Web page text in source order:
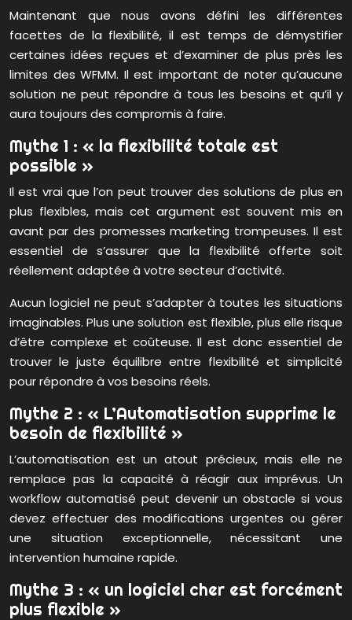
Maintenant que nous avons défini les différentes
facettes de la flexibilité, il est temps de démystifier
certaines idées reçues et d’examiner de plus près les
limites des WFMM. Il est important de noter qu’aucune
solution ne peut répondre à tous les besoins et qu’il y
aura toujours des compromis à faire.
Mythe 1 : « la flexibilité totale est
possible »
Il est vrai que l’on peut trouver des solutions de plus en
plus flexibles, mais cet argument est souvent mis en
avant par des promesses marketing trompeuses. Il est
essentiel de s’assurer que la flexibilité offerte soit
réellement adaptée à votre secteur d’activité.
Aucun logiciel ne peut s’adapter à toutes les situations
imaginables. Plus une solution est flexible, plus elle risque
d’être complexe et coûteuse. Il est donc essentiel de
trouver le juste équilibre entre flexibilité et simplicité
pour répondre à vos besoins réels.
Mythe 2 : « L’Automatisation supprime le
besoin de flexibilité »
L’automatisation est un atout précieux, mais elle ne
remplace pas la capacité à réagir aux imprévus. Un
workflow automatisé peut devenir un obstacle si vous
devez effectuer des modifications urgentes ou gérer
une situation exceptionnelle, nécessitant une
intervention humaine rapide.
Mythe 3 : « un logiciel cher est forcément
plus flexible »